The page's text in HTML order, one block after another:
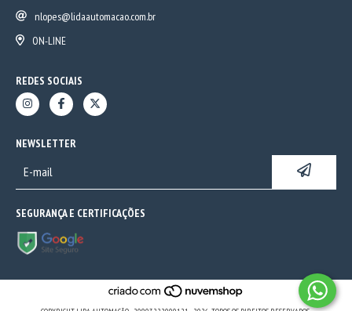
nlopes@lidaautomacao.com.br
ON-LINE
REDES SOCIAIS
NEWSLETTER
SEGURANÇA E CERTIFICAÇÕES